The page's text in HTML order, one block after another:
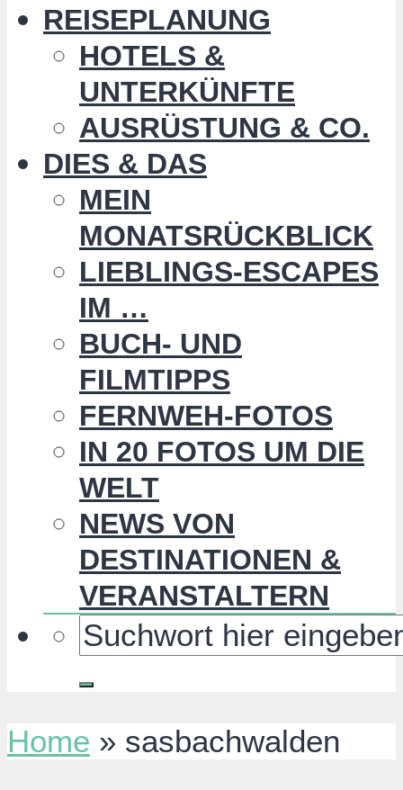
REISEPLANUNG
HOTELS &
UNTERKÜNFTE
AUSRÜSTUNG & CO.
DIES & DAS
MEIN
MONATSRÜCKBLICK
LIEBLINGS-ESCAPES
IM …
BUCH- UND
FILMTIPPS
FERNWEH-FOTOS
IN 20 FOTOS UM DIE
WELT
NEWS VON
DESTINATIONEN &
VERANSTALTERN
Home » sasbachwalden